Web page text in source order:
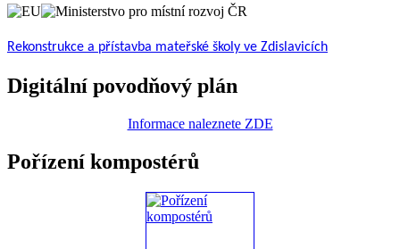
Rekonstrukce a přístavba mateřské školy ve Zdislavicích
Digitální povodňový plán
Informace naleznete ZDE
Pořízení kompostérů